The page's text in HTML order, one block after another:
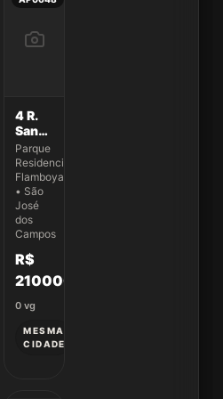
4 R.
Sandro
Bezerra
da
Silva
223
Parque
Residencial
Flamboyant
• São
José
dos
Campos
R$
210000
0 vg
MESMA
CIDADE